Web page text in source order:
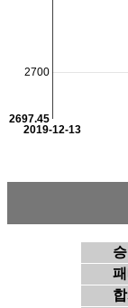
2019-12-13
2700
2697.45
합